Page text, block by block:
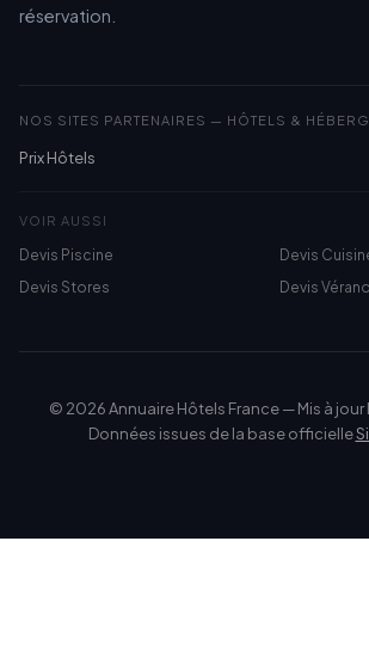
réservation.
NOS SITES PARTENAIRES — HÔTELS &
Prix Hôtels
VOIR AUSSI
Devis Piscine
Devis
Devis Stores
Devis
© 2026 Annuaire Hôtels France — Mis à
Données issues de la base officielle